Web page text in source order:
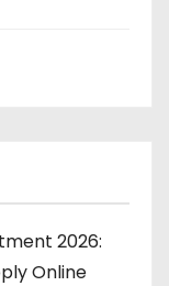
2026:
Online